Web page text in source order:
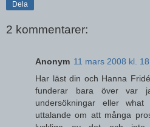
Dela
2 kommentarer:
Anonym 11 mars 2008 kl.
Har läst din och Hanna
funderar bara över var
undersökningar eller
uttalande om att många